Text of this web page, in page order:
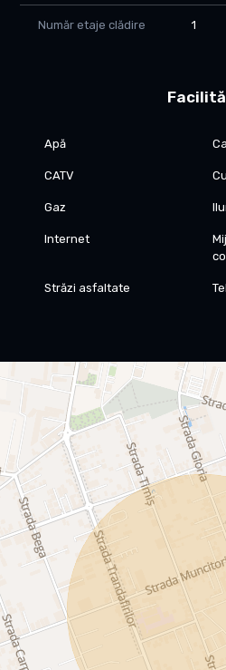
Este o oportunitate foarte bună
pentru investiție, având avantajul
📞 Pentru mai multe detalii și
stăm cu drag la dispoziție.
Număr etaje clădire 1
Apă
CATV
Gaz
Internet
Străzi asfaltate